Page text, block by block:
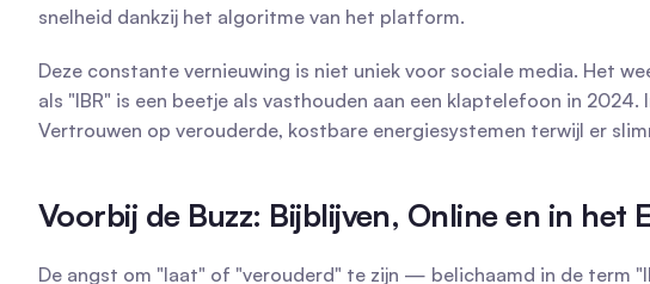
snelheid dankzij het algoritme van het platform.
Deze constante vernieuwing is niet uniek voor sociale media. Het
als "IBR" is een beetje als vasthouden aan een klaptelefoon in
Vertrouwen op verouderde, kostbare energiesystemen terwijl er
Voorbij de Buzz: Bijblijven, Online en in het
De angst om "laat" of "verouderd" te zijn — belichaamd in de term